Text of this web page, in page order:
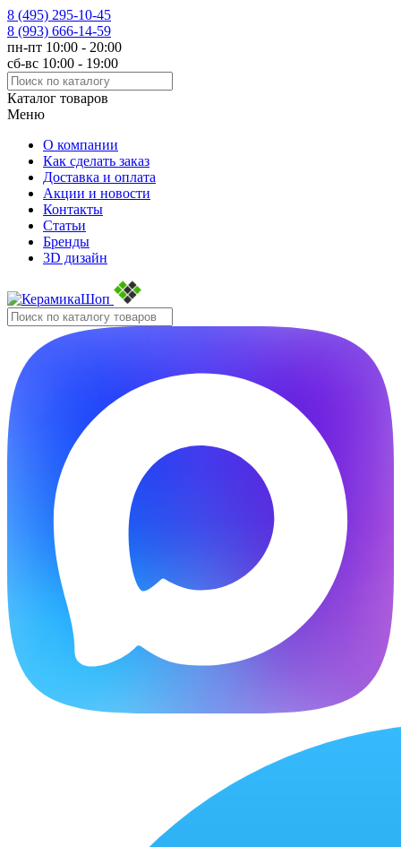
8 (495) 295-10-45
8 (993) 666-14-59
пн-пт 10:00 - 20:00
сб-вс 10:00 - 19:00
Каталог товаров
Меню
О компании
Как сделать заказ
Доставка и оплата
Акции и новости
Контакты
Статьи
Бренды
3D дизайн